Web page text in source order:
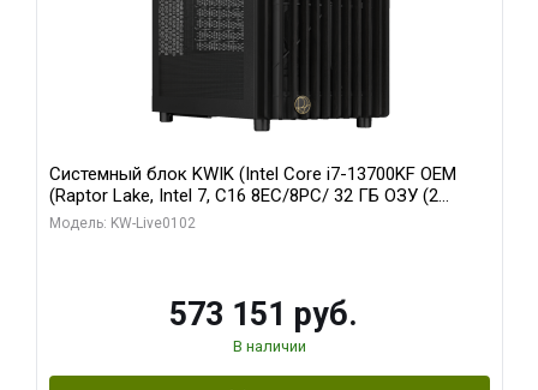
Системный блок KWIK (Intel Core i7-13700KF OEM
(Raptor Lake, Intel 7, C16 8EC/8PC/ 32 ГБ ОЗУ (2
модуля)/ Afox RTX4090 24GB GDDR6X 384-Bit 3xDP
Модель: KW-Live0102
573 151 руб.
В наличии